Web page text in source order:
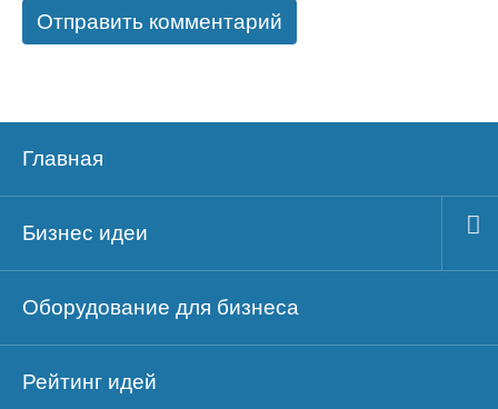
Главная
Бизнес идеи
Оборудование для бизнеса
Рейтинг идей